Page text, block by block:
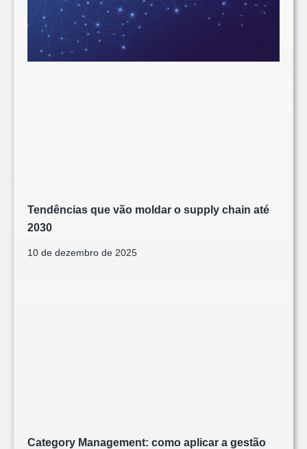
Tendências que vão moldar o supply chain até
2030
10 de dezembro de 2025
Category Management: como aplicar a gestão